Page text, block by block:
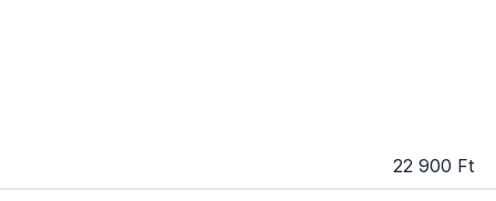
22 900 Ft